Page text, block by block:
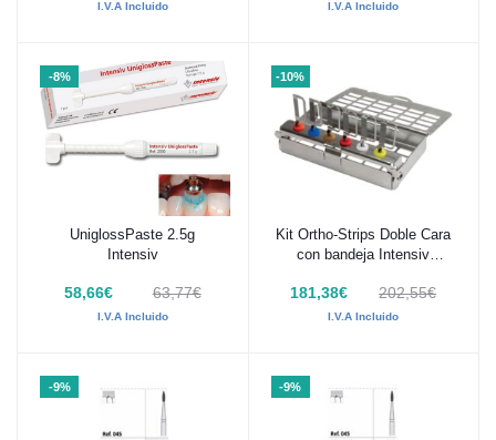
I.V.A Incluido I.V.A Incluido
-8%
Añadir al carrito
UniglossPaste 2.5g
Intensiv
58,66€ 63,77€
I.V.A Incluido
-10%
Añadir al carrito
Kit Ortho-Strips Doble Cara
con bandeja Intensiv
181,38€ 202,55€
I.V.A Incluido
-9% -9%